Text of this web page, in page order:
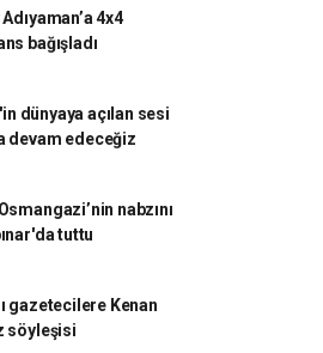
4x4
bağışladı
dünyaya açılan sesi
devam edeceğiz
nabzını
tuttu
gazetecilere Kenan
söyleşisi